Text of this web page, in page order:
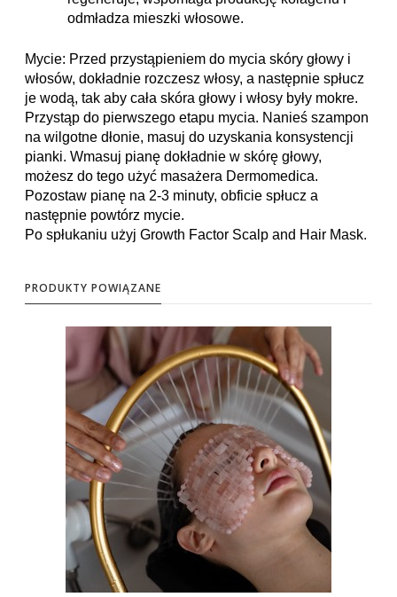
odmładza mieszki włosowe.
Mycie: Przed przystąpieniem do mycia skóry głowy i
włosów, dokładnie rozczesz włosy, a następnie spłucz
je wodą, tak aby cała skóra głowy i włosy były mokre.
Przystąp do pierwszego etapu mycia. Nanieś szampon
na wilgotne dłonie, masuj do uzyskania konsystencji
pianki. Wmasuj pianę dokładnie w skórę głowy,
możesz do tego użyć masażera Dermomedica.
Pozostaw pianę na 2-3 minuty, obficie spłucz a
następnie powtórz mycie.
Po spłukaniu użyj Growth Factor Scalp and Hair Mask.
PRODUKTY POWIĄZANE